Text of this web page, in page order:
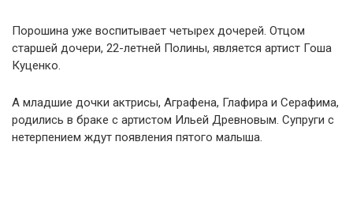
Порошина уже воспитывает четырех дочерей. Отцом
старшей дочери, 22-летней Полины, является артист Гоша
Куценко.
А младшие дочки актрисы, Аграфена, Глафира и Серафима,
родились в браке с артистом Ильей Древновым. Супруги с
нетерпением ждут появления пятого малыша.